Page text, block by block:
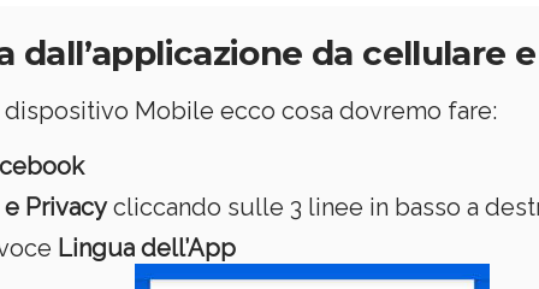
dall’applicazione da cellulare
Mobile ecco cosa dovremo fare:
Privacycliccando sulle 3 linee in basso a
Lingua dell’App